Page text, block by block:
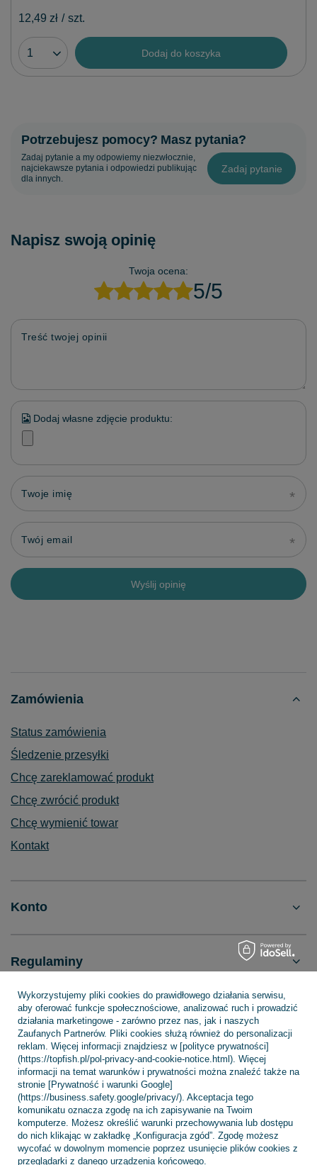
12,49 zł / szt.
Dodaj do koszyka
Potrzebujesz pomocy? Masz pytania?
Zadaj pytanie a my odpowiemy niezwłocznie,
najciekawsze pytania i odpowiedzi publikując
dla innych.
Zadaj pytanie
Napisz swoją opinię
Twoja ocena:
5/5
Treść twojej opinii
Dodaj własne zdjęcie produktu:
Twoje imię
Twój email
Wyślij opinię
Zamówienia
Status zamówienia
Śledzenie przesyłki
Chcę zareklamować produkt
Chcę zwrócić produkt
Chcę wymienić towar
Kontakt
Konto
Regulaminy
INFORMACJE
POMOC
+48 695 775 577 kontakt@topfish.pl
Wykorzystujemy pliki cookies do prawidłowego działania serwisu,
aby oferować funkcje społecznościowe, analizować ruch i prowadzić
działania marketingowe - zarówno przez nas, jak i naszych
Zaufanych Partnerów. Pliki cookies służą również do personalizacji
reklam. Więcej informacji znajdziesz w [polityce prywatności]
(https://topfish.pl/pol-privacy-and-cookie-notice.html). Więcej
informacji na temat warunków i prywatności można znaleźć także na
stronie [Prywatność i warunki Google]
(https://business.safety.google/privacy/). Akceptacja tego
komunikatu oznacza zgodę na ich zapisywanie na Twoim
komputerze. Możesz określić warunki przechowywania lub dostępu
do nich klikając w zakładkę „Konfiguracja zgód”. Zgodę możesz
wycofać w dowolnym momencie poprzez usunięcie plików cookies z
przeglądarki z danego urządzenia końcowego.